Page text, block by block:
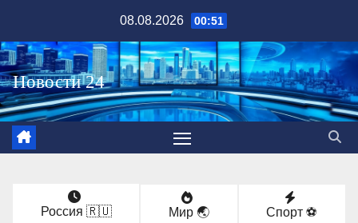
содержимому
08.08.2026 00:51
Россия 🇷🇺 Мир 🌏 Спорт ⚽️